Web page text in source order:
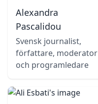
Alexandra
Pascalidou
Svensk journalist,
författare, moderator
och programledare